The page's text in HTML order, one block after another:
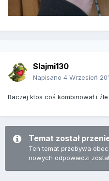
Slajmi130
Napisano 4 Wrzesień
Raczej ktos coś kombinował i źle
Temat został
Ten temat przebywa
nowych odpowiedzi